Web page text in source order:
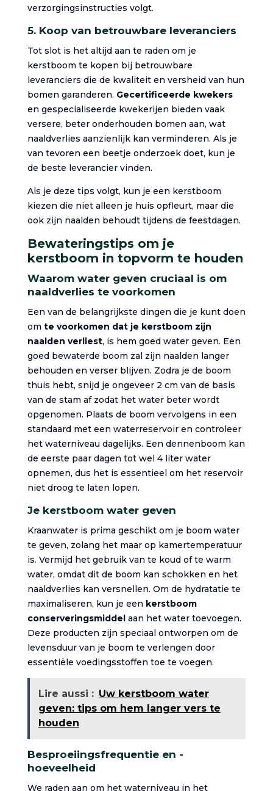
verzorgingsinstructies volgt.
5. Koop van betrouwbare leveranciers
Tot slot is het altijd aan te raden om je
kerstboom te kopen bij betrouwbare
leveranciers die de kwaliteit en versheid van hun
bomen garanderen. Gecertificeerde kwekers
en gespecialiseerde kwekerijen bieden vaak
versere, beter onderhouden bomen aan, wat
naaldverlies aanzienlijk kan verminderen. Als je
van tevoren een beetje onderzoek doet, kun je
de beste leverancier vinden.
Als je deze tips volgt, kun je een kerstboom
kiezen die niet alleen je huis opfleurt, maar die
ook zijn naalden behoudt tijdens de feestdagen.
Bewateringstips om je
kerstboom in topvorm te houden
Waarom water geven cruciaal is om
naaldverlies te voorkomen
Een van de belangrijkste dingen die je kunt doen
om te voorkomen dat je kerstboom zijn
naalden verliest, is hem goed water geven. Een
goed bewaterde boom zal zijn naalden langer
behouden en verser blijven. Zodra je de boom
thuis hebt, snijd je ongeveer 2 cm van de basis
van de stam af zodat het water beter wordt
opgenomen. Plaats de boom vervolgens in een
standaard met een waterreservoir en controleer
het waterniveau dagelijks. Een dennenboom kan
de eerste paar dagen tot wel 4 liter water
opnemen, dus het is essentieel om het reservoir
niet droog te laten lopen.
Je kerstboom water geven
Kraanwater is prima geschikt om je boom water
te geven, zolang het maar op kamertemperatuur
is. Vermijd het gebruik van te koud of te warm
water, omdat dit de boom kan schokken en het
naaldverlies kan versnellen. Om de hydratatie te
maximaliseren, kun je een kerstboom
conserveringsmiddel aan het water toevoegen.
Deze producten zijn speciaal ontworpen om de
levensduur van je boom te verlengen door
essentiële voedingsstoffen toe te voegen.
Lire aussi : Uw kerstboom water
geven: tips om hem langer vers te
houden
Besproeiingsfrequentie en -
hoeveelheid
We raden aan om het waterniveau in het